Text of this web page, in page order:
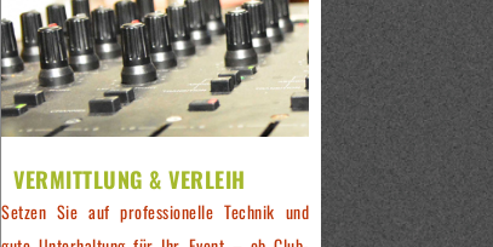
VERMITTLUNG & VERLEIH
Setzen Sie auf professionelle Technik und